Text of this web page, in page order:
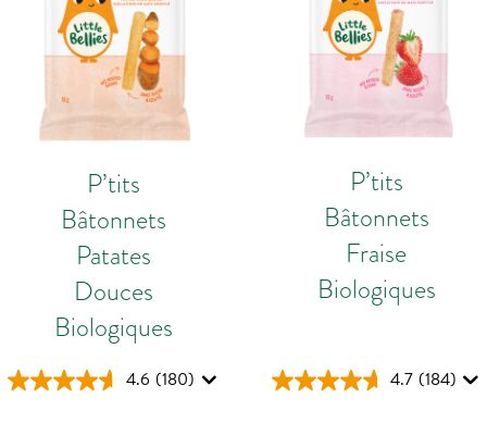
P’tits
Bâtonnets
Patates
Douces
Biologiques
4.6 (180)
P’tits
Bâtonnets
Fraise
Biologiques
4.7 (184)